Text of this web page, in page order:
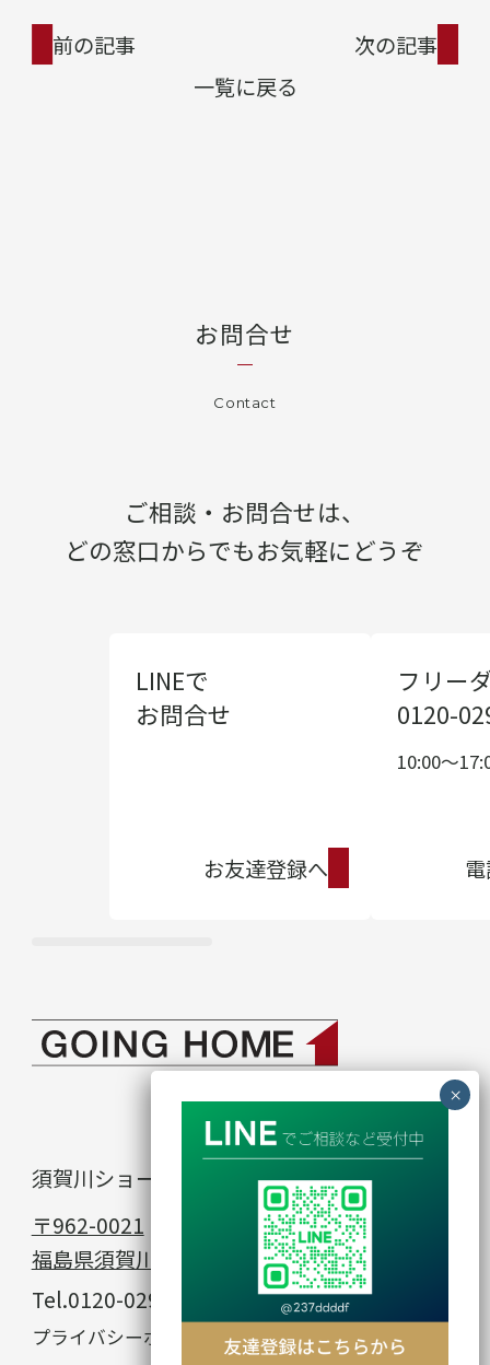
前の記事
一覧に戻る
次の記事
お問合せ
Contact
ご相談・お問合せは、
どの窓口からでもお気軽にどうぞ
LINEで
お問合せ
お友達登録へ
フリー
0120-
10:00〜
須賀川ショールーム
〒962-0021
福島県須賀川市館取町23−1
Tel.0120-029-912
プライバシーポリシー © GOING HOME